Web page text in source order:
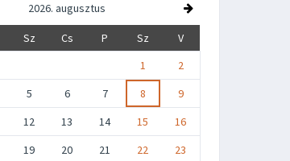
2026. augusztus
Sz Cs P Sz
V
1
2
5 6 7 8
9
12 13 14 15
16
19 20 21 22
23